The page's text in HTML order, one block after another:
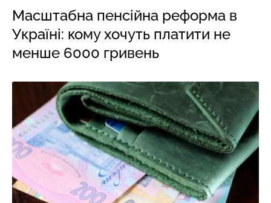
Масштабна пенсійна реформа в
Україні: кому хочуть платити не
менше 6000 гривень